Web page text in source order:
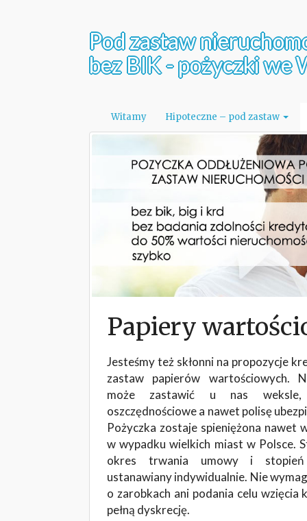
Pod zastaw
bez BIK - pożyczki we
Witamy Hipoteczne – pod zastaw
Papiery
Jesteśmy też skłonni na propozycje
zastaw papierów wartościowych.
może zastawić u nas weksle,
oszczędnościowe a nawet polisę
Pożyczka zostaje spieniężona nawet
w wypadku wielkich miast w Polsce.
okres trwania umowy i
ustanawiany indywidualnie. Nie
o zarobkach ani podania celu
pełną dyskrecję.